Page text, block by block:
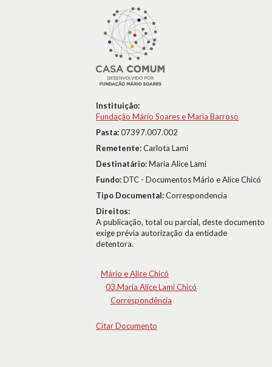
Instituição:
Fundação Mário Soares e Maria Barroso
Pasta:07397.007.002
Remetente:Carlota Lami
Destinatário:Maria Alice Lami
Fundo:DTC - Documentos Mário e Alice Chicó
Tipo Documental:Correspondencia
Direitos:
A publicação, total ou parcial, deste documento
exige prévia autorização da entidade
detentora.
Mário e Alice Chicó
03.Maria Alice Lami Chicó
Correspondência
Citar Documento